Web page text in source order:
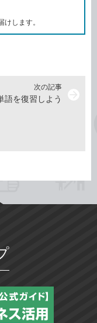
します。
次の記事
語を復習しよう